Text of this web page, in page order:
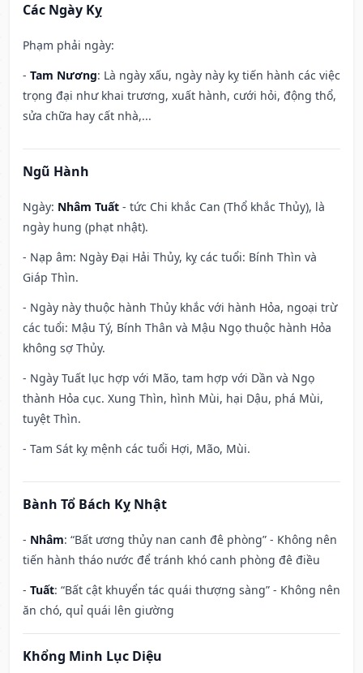
Các Ngày Kỵ
Phạm phải ngày:
- Tam Nương: Là ngày xấu, ngày này kỵ tiến hành các việc
trọng đại như khai trương, xuất hành, cưới hỏi, động thổ,
sửa chữa hay cất nhà,...
Ngũ Hành
Ngày: Nhâm Tuất - tức Chi khắc Can (Thổ khắc Thủy), là
ngày hung (phạt nhật).
- Nạp âm: Ngày Đại Hải Thủy, kỵ các tuổi: Bính Thìn và
Giáp Thìn.
- Ngày này thuộc hành Thủy khắc với hành Hỏa, ngoại trừ
các tuổi: Mậu Tý, Bính Thân và Mậu Ngọ thuộc hành Hỏa
không sợ Thủy.
- Ngày Tuất lục hợp với Mão, tam hợp với Dần và Ngọ
thành Hỏa cục. Xung Thìn, hình Mùi, hại Dậu, phá Mùi,
tuyệt Thìn.
- Tam Sát kỵ mệnh các tuổi Hợi, Mão, Mùi.
Bành Tổ Bách Kỵ Nhật
- Nhâm: “Bất ương thủy nan canh đê phòng” - Không nên
tiến hành tháo nước để tránh khó canh phòng đê điều
- Tuất: “Bất cật khuyển tác quái thượng sàng” - Không nên
ăn chó, quỉ quái lên giường
Khổng Minh Lục Diệu